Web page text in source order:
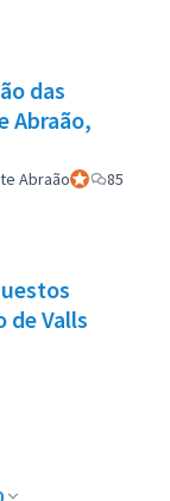
das
Abraão,
AbraãoParticipant
85
Valls